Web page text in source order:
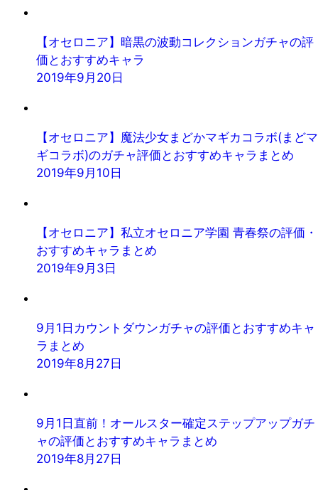
【オセロニア】暗黒の波動コレクションガチャの評
価とおすすめキャラ
2019年9月20日
【オセロニア】魔法少女まどかマギカコラボ(まどマ
ギコラボ)のガチャ評価とおすすめキャラまとめ
2019年9月10日
【オセロニア】私立オセロニア学園 青春祭の評価・
おすすめキャラまとめ
2019年9月3日
9月1日カウントダウンガチャの評価とおすすめキャ
ラまとめ
2019年8月27日
9月1日直前！オールスター確定ステップアップガチ
ャの評価とおすすめキャラまとめ
2019年8月27日